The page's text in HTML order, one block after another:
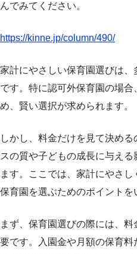
んでみてください。
https://kinne.jp/column/490/
家計にやさしい保育園選びは
です。特に認可外保育園の場
め、賢い選択が求められます。
しかし、料金だけを見て決め
スの質や子どもの成長に与え
ます。ここでは、家計にやさ
保育園を選ぶためのポイントを
まず、保育園選びの際には、
要です。入園金や月額の保育